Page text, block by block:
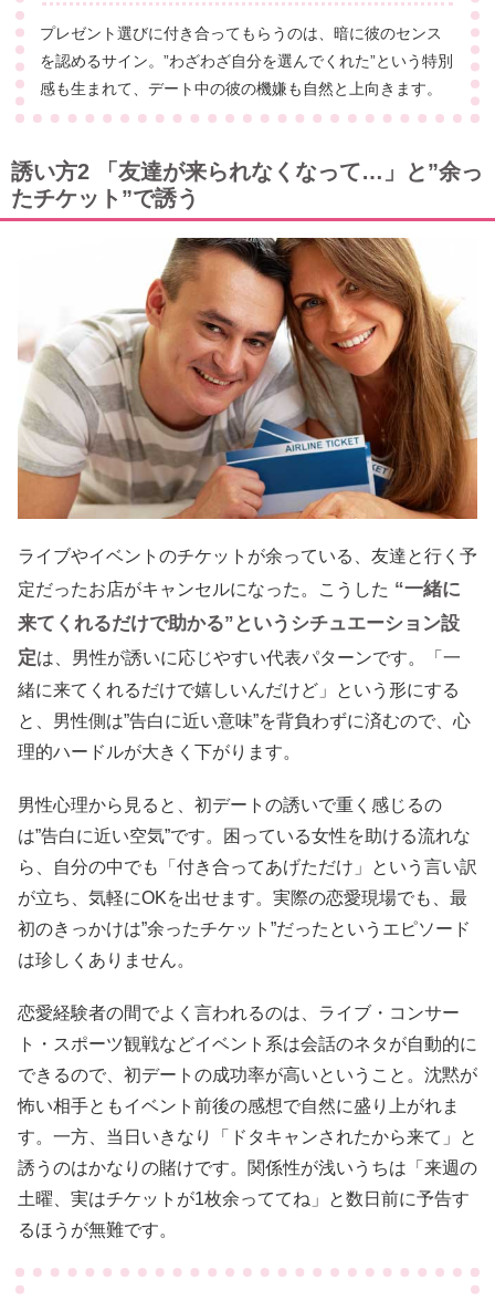
プレゼント選びに付き合ってもらうのは、暗に彼のセンス
を認めるサイン。”わざわざ自分を選んでくれた”という特別
感も生まれて、デート中の彼の機嫌も自然と上向きます。
誘い方2 「友達が来られなくなって…」と”余っ
たチケット”で誘う
ライブやイベントのチケットが余っている、友達と行く予
定だったお店がキャンセルになった。こうした “一緒に
来てくれるだけで助かる”というシチュエーション設
定は、男性が誘いに応じやすい代表パターンです。「一
緒に来てくれるだけで嬉しいんだけど」という形にする
と、男性側は”告白に近い意味”を背負わずに済むので、心
理的ハードルが大きく下がります。
男性心理から見ると、初デートの誘いで重く感じるの
は”告白に近い空気”です。困っている女性を助ける流れな
ら、自分の中でも「付き合ってあげただけ」という言い訳
が立ち、気軽にOKを出せます。実際の恋愛現場でも、最
初のきっかけは”余ったチケット”だったというエピソード
は珍しくありません。
恋愛経験者の間でよく言われるのは、ライブ・コンサー
ト・スポーツ観戦などイベント系は会話のネタが自動的に
できるので、初デートの成功率が高いということ。沈黙が
怖い相手ともイベント前後の感想で自然に盛り上がれま
す。一方、当日いきなり「ドタキャンされたから来て」と
誘うのはかなりの賭けです。関係性が浅いうちは「来週の
土曜、実はチケットが1枚余っててね」と数日前に予告す
るほうが無難です。